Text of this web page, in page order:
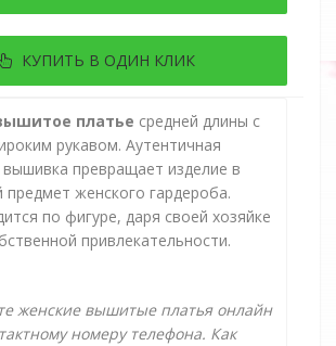
КУПИТЬ В ОДИН КЛИК
платье средней длины с
рукавом. Аутентичная
вышивка превращает изделие в
предмет женского гардероба.
по фигуре, даря своей хозяйке
привлекательности.
женские вышитые платья онлайн
номеру телефона. Как